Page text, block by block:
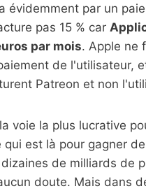
évidemment par un
pas 15 % car
par mois. Apple ne
de l'utilisateur,
Patreon et non
voie la plus lucrative
est là pour gagner
de milliards de
doute. Mais dans